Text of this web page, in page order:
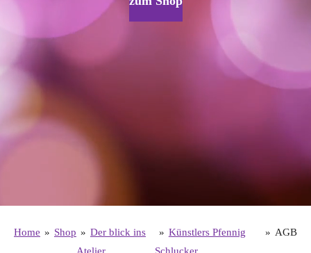
Home » Shop » Der blick ins
» Künstlers Pfennig
» AGB